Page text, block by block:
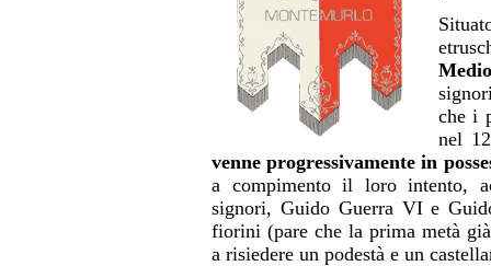
che i
nel
venne progressivamente in
a compimento il loro intento,
signori, Guido Guerra VI e
fiorini (pare che la prima metà
a risiedere un podestà e un